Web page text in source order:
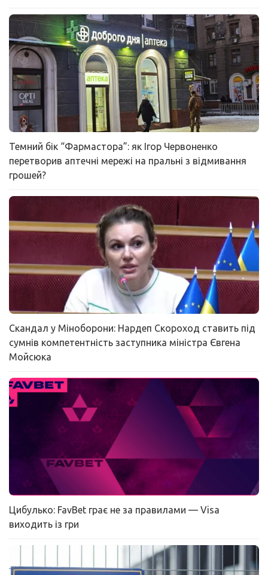
Темний бік “Фармастора”: як Ігор Червоненко
перетворив аптечні мережі на пральні з відмивання
грошей?
Скандал у Міноборони: Нардеп Скороход ставить під
сумнів компетентність заступника міністра Євгена
Мойсюка
Цибулько: FavBet грає не за правилами — Visa
виходить із гри